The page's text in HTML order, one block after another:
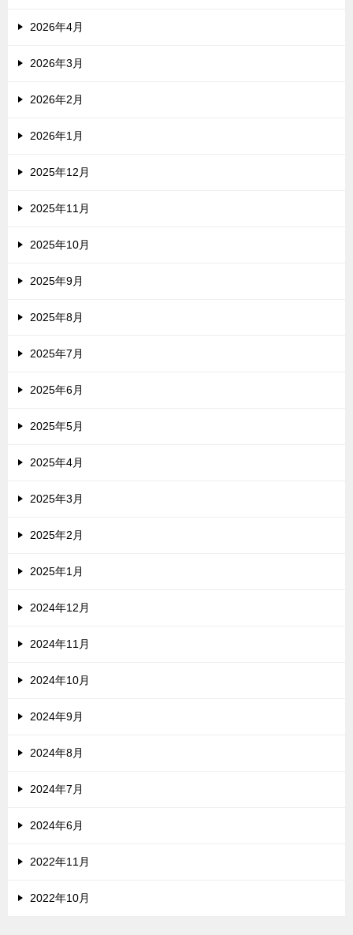
2026年4月
2026年3月
2026年2月
2026年1月
2025年12月
2025年11月
2025年10月
2025年9月
2025年8月
2025年7月
2025年6月
2025年5月
2025年4月
2025年3月
2025年2月
2025年1月
2024年12月
2024年11月
2024年10月
2024年9月
2024年8月
2024年7月
2024年6月
2022年11月
2022年10月